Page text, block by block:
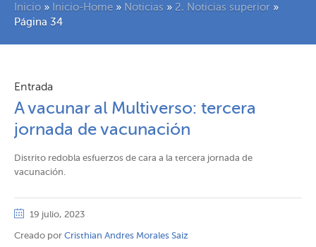
Inicio » Inicio-Home » Noticias » 2. Noticias superior »
Página 34
Entrada
A vacunar al Multiverso: tercera
jornada de vacunación
Distrito redobla esfuerzos de cara a la tercera jornada de
vacunación.
19 julio, 2023
Creado por Cristhian Andres Morales Saiz